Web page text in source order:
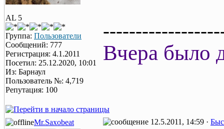
AL 5
Группа: Пользователи
Сообщений: 777
Регистрация: 4.1.2011
Посетил: 25.12.2020, 10:01
Из: Барнаул
Пользователь №: 4,719
Репутация: 100
Вчера было
Mr.Saxobeat 12.5.2011, 14:59 ·